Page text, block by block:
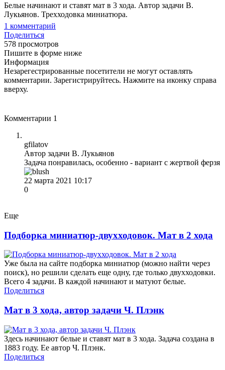
Белые начинают и ставят мат в 3 хода. Автор задачи В.
Лукьянов. Трехходовка миниатюра.
1 комментарий
Поделиться
578 просмотров
Пишите в форме ниже
Информация
Незарегестрированные посетители не могут оставлять
комментарии. Зарегистрируйтесь. Нажмите на иконку справа
вверху.
Комментарии 1
gfilatov
Автор задачи В. Лукьянов
Задача понравилась, особенно - вариант с жертвой ферзя
22 марта 2021 10:17
0
Еще
Подборка миниатюр-двухходовок. Мат в 2 хода
Уже была на сайте подборка миниатюр (можно найти через
поиск), но решили сделать еще одну, где только двухходовки.
Всего 4 задачи. В каждой начинают и матуют белые.
Поделиться
Мат в 3 хода, автор задачи Ч. Плэнк
Здесь начинают белые и ставят мат в 3 хода. Задача создана в
1883 году. Ее автор Ч. Плэнк.
Поделиться